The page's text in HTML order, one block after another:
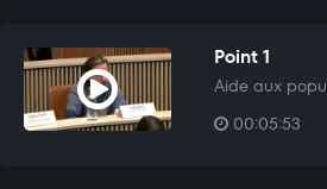
Point 1
Aide aux
00:05:53